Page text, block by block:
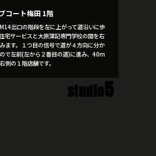
コート梅田 1階
出口の階段を左に上がって道沿いに歩
宅サービスと大原簿記専門学校の間を右
ます。１つ目の信号で道が４方向に分か
で左前(左から２番目の道)に進み、40m
側の１階店舗です。
studio5